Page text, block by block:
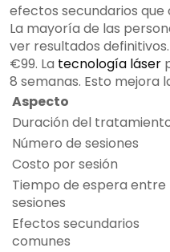
efectos secundarios que
La mayoría de las
ver resultados
€99. La tecnología láser
8 semanas. Esto mejora
Aspecto
Duración del
Número de sesiones
Costo por sesión
Tiempo de espera entre
sesiones
Efectos secundarios
comunes